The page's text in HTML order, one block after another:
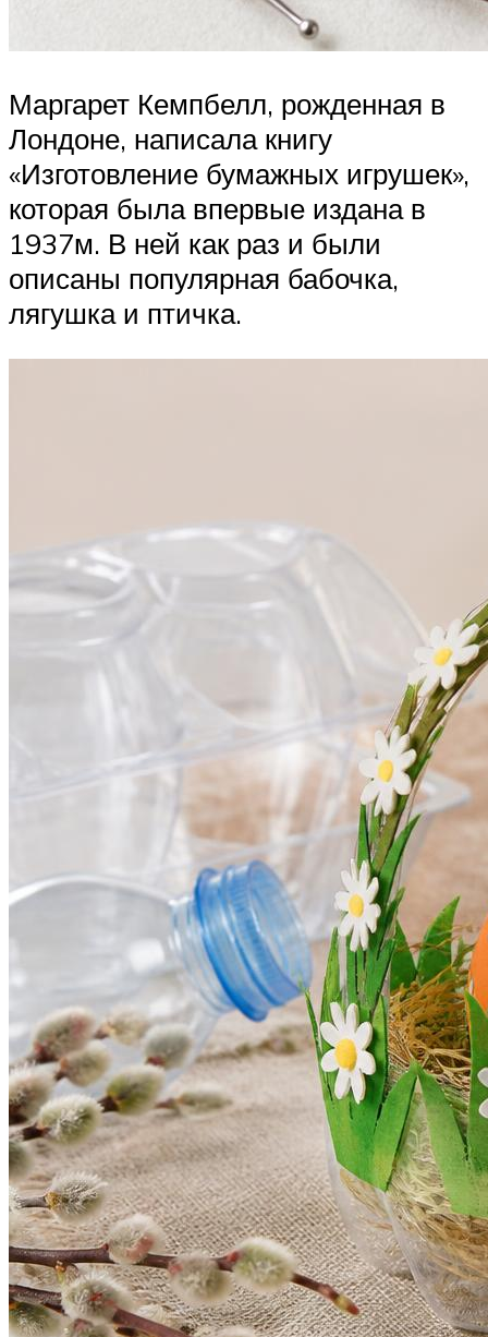
Маргарет Кемпбелл, рожденная в
Лондоне, написала книгу
«Изготовление бумажных игрушек»,
которая была впервые издана в
1937м. В ней как раз и были
описаны популярная бабочка,
лягушка и птичка.